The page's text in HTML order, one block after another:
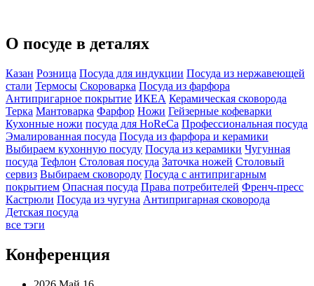
О посуде в деталях
Казан Розница Посуда для индукции Посуда из нержавеющей
стали Термосы Скороварка Посуда из фарфора
Антипригарное покрытие ИКЕА Керамическая сковорода
Терка Мантоварка Фарфор Ножи Гейзерные кофеварки
Кухонные ножи посуда для HoReCa Профессиональная посуда
Эмалированная посуда Посуда из фарфора и керамики
Выбираем кухонную посуду Посуда из керамики Чугунная
посуда Тефлон Столовая посуда Заточка ножей Столовый
сервиз Выбираем сковороду Посуда с антипригарным
покрытием Опасная посуда Права потребителей Френч-пресс
Кастрюли Посуда из чугуна Антипригарная сковорода
Детская посуда
все тэги
Конференция